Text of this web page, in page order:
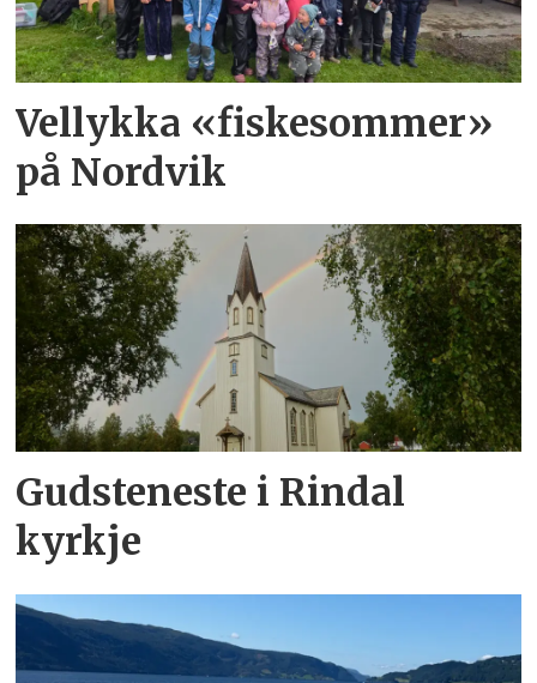
Vellykka «fiskesommer»
på Nordvik
Gudsteneste i Rindal
kyrkje